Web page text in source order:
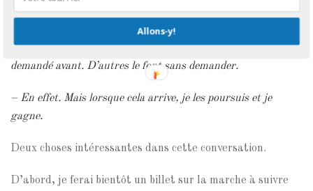
– Pas de problème.
– Nous sommes quand même « correct »: nous avons
demandé avant. D’autres le font sans demander.
– En effet. Mais lorsque cela arrive, je les poursuis et je
gagne.
Deux choses intéressantes dans cette conversation.
D’abord, je ferai bientôt un billet sur la marche à suivre
Allons-y!